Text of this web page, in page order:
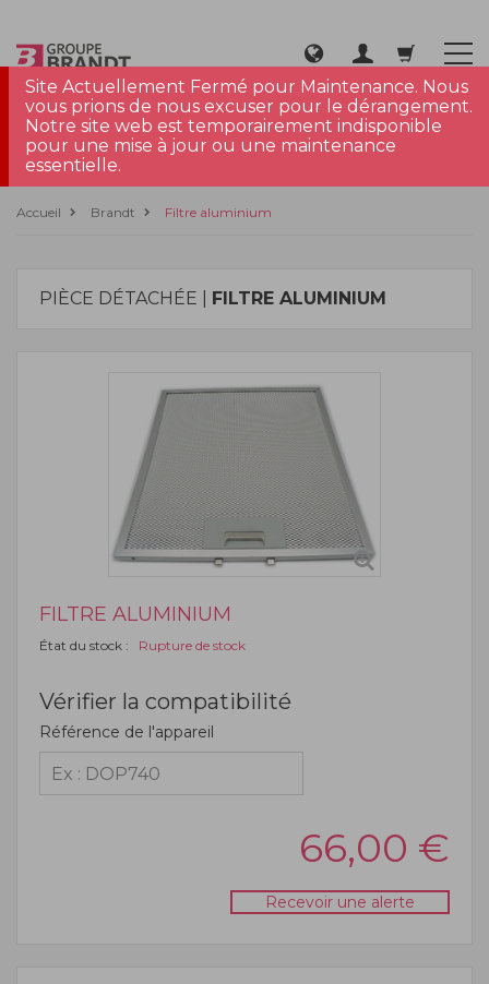
Site Actuellement Fermé pour Maintenance. Nous
vous prions de nous excuser pour le dérangement.
Notre site web est temporairement indisponible
pour une mise à jour ou une maintenance
essentielle.
Accueil Brandt Filtre aluminium
PIÈCE DÉTACHÉE | FILTRE ALUMINIUM
FILTRE ALUMINIUM
État du stock : Rupture de stock
Vérifier la compatibilité
Référence de l'appareil
66,00 €
Recevoir une alerte